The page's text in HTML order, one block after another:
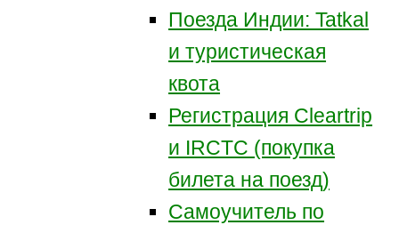
Поезда Индии: Tatkal
и туристическая
квота
Регистрация Сleartrip
и IRCTC (покупка
билета на поезд)
Самоучитель по